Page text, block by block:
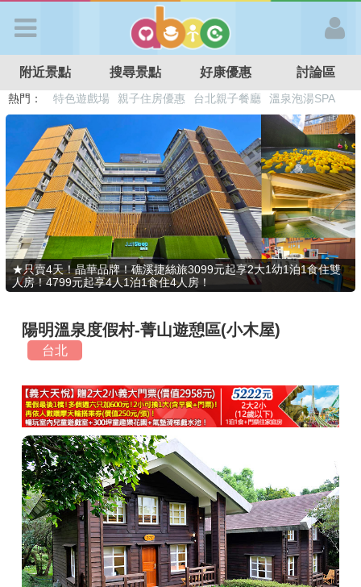
APP登入
首 頁
搜尋景點
好康優惠
最新消息
最新留言
商家合作
推薦景點
討論區
聯絡我們
附近景點 搜尋景點 好康優惠 討論區
熱門： 溜滑梯民宿 觀光工廠 DIY摘果
日本親子景點
特色遊戲場
親子住房優惠 台北親子餐廳 溫泉泡湯SPA
★只賣4天！晶華品牌！礁溪捷絲旅3099元起享2大1幼1泊1食住雙
人房！4799元起享4人1泊1食住4人房！
陽明溫泉度假村-菁山遊憩區(小木屋)
台北